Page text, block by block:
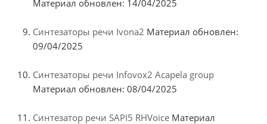
Материал обновлен: 14/04/2025
Синтезаторы речи Ivona2 Материал обновлен:
09/04/2025
Синтезаторы речи Infovox2 Acapela group
Материал обновлен: 08/04/2025
Синтезатор речи SAPI5 RHVoice Материал